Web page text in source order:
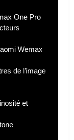
One Pro
Wemax
de l’image
et